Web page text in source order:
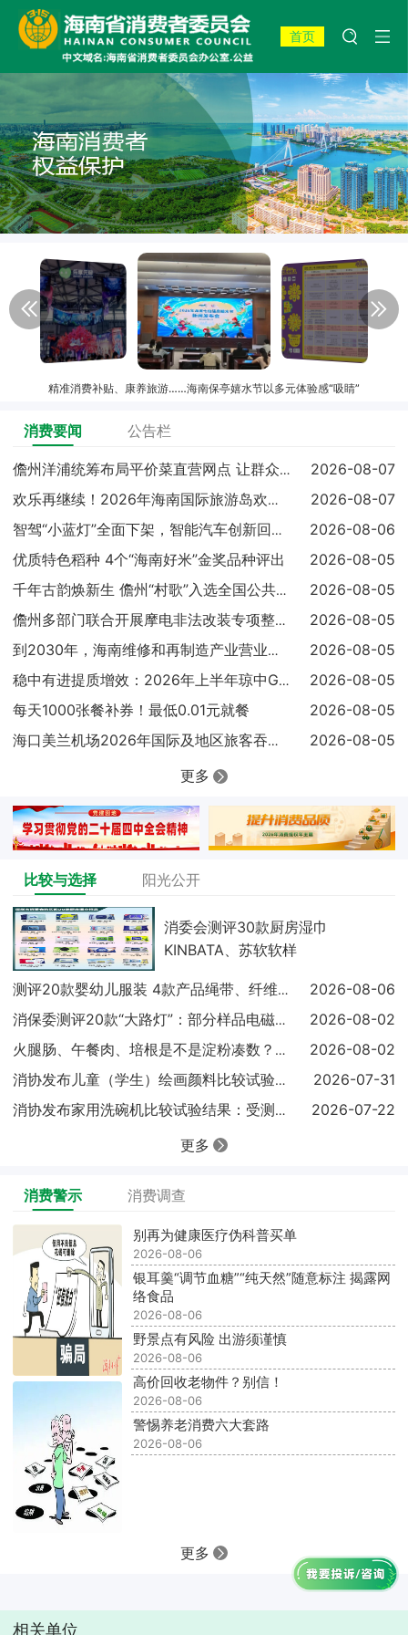
首页
精准消费补贴、康养旅游……海南保亭嬉水节以多元体验感“吸睛”
消费要闻 公告栏
儋州洋浦统筹布局平价菜直营网点 让群众吃上实惠放心菜 2026-08-07
欢乐再继续！2026年海南国际旅游岛欢乐节调声狂欢嘉年华亮点 2026-08-07
智驾“小蓝灯”全面下架，智能汽车创新回归安全本质
2026-08-06
优质特色稻种 4个“海南好米”金奖品种评出
2026-08-05
千年古韵焕新生 儋州“村歌”入选全国公共文化服务高质量发展典 2026-08-05
儋州多部门联合开展摩电非法改装专项整治 查扣涉案车辆25辆 2026-08-05
到2030年，海南维修和再制造产业营业收入达到300亿元 2026-08-05
稳中有进提质增效：2026年上半年琼中GDP同比增长4.1%
2026-08-05
每天1000张餐补券！最低0.01元就餐
2026-08-05
海口美兰机场2026年国际及地区旅客吞吐量已超过100万人次
2026-08-05
更多
比较与选择 阳光公开
消委会测评30款厨房湿巾
KINBATA、苏软软样
测评20款婴幼儿服装 4款产品绳带、纤维含量不达标 2026-08-06
消保委测评20款“大路灯”：部分样品电磁兼容未达标 2026-08-02
火腿肠、午餐肉、培根是不是淀粉凑数？实测结果出炉 2026-08-02
消协发布儿童（学生）绘画颜料比较试验结果显示：18 2026-07-31
消协发布家用洗碗机比较试验结果：受测样品基础性能表
2026-07-22
更多
消费警示 消费调查
别再为健康医疗伪科普买单
2026-08-06
银耳羹“调节血糖”“纯天然”随意标注 揭露网
络食品
2026-08-06
野景点有风险 出游须谨慎
2026-08-06
高价回收老物件？别信！
2026-08-06
警惕养老消费六大套路
2026-08-06
更多
相关单位